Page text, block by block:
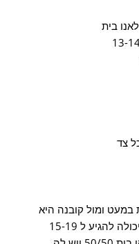
במעט ומול קובנה היא
ל 15-19